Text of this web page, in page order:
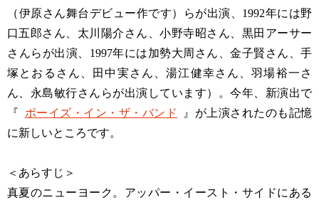
（伊原さん舞台デビュー作です）らが出演、1992年には野
口五郎さん、太川陽介さん、小野寺昭さん、黒田アーサー
さんらが出演、1997年には加勢大周さん、金子賢さん、手
塚とおるさん、田中実さん、湯江健幸さん、羽場裕一さ
ん、永島敏行さんらが出演しています）。今年、新演出で
『
ボーイズ・イン・ザ・バンド
』が上演されたのも記憶
に新しいところです。
＜あらすじ＞
真夏のニューヨーク。アッパー・イースト・サイドにある